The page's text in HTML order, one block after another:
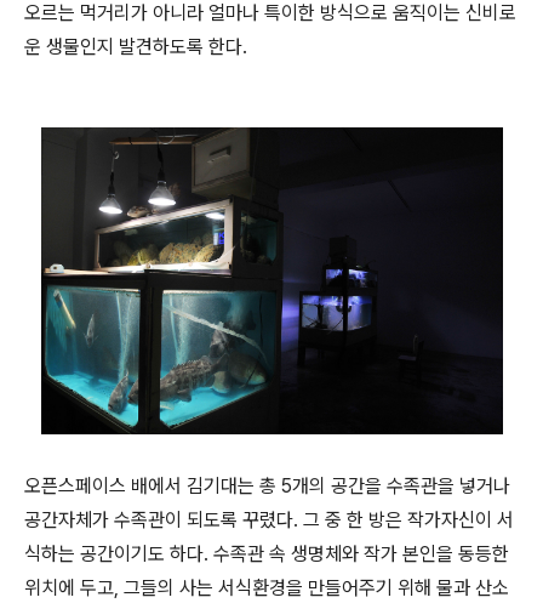
오르는 먹거리가 아니라 얼마나 특이한 방식으로 움직이는 신비로
운 생물인지 발견하도록 한다.
오픈스페이스 배에서 김기대는 총 5개의 공간을 수족관을 넣거나
공간자체가 수족관이 되도록 꾸렸다. 그 중 한 방은 작가자신이 서
식하는 공간이기도 하다. 수족관 속 생명체와 작가 본인을 동등한
위치에 두고, 그들의 사는 서식환경을 만들어주기 위해 물과 산소